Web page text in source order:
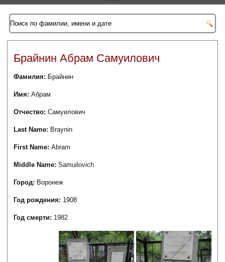
Брайнин Абрам Самуилович
Фамилия: Брайнин
Имя:Абрам
Отчество:Самуилович
Last Name: Braynin
First Name:Abram
Middle Name:Samuilovich
Город: Воронеж
Год рождения: 1908
Год смерти: 1982